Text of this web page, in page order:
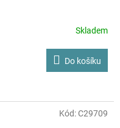
Skladem
Do košíku
Kód:C29709